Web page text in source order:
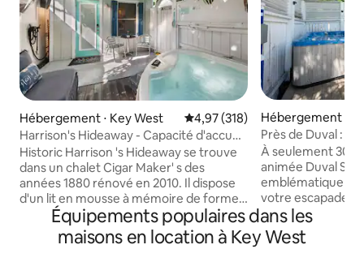
Hébergement ⋅ Key West Évaluation moyenne sur la
4,97 (318)
Harrison's Hideaway - Capacité d'accueil
jusqu'à 4 personnes, canapé convertible
K & F Sl !
Historic Harrison 's Hideaway se trouve
dans un chalet Cigar Maker' s des
années 1880 rénové en 2010. Il dispose
d'un lit en mousse à mémoire de forme
K size Pottery Barn, d'un canapé-lit
complet sur mesure, d'une cuisine
rénovée avec comptoirs en granit, d'une
Hébergement ⋅
Près de Duval :
emplacement de
À seulement 30
animée Duval
emblématique
votre escapade
deux chambres,
cuisine équipée
extérieurs privés
Équipements populaires dans les
maisons en location à Key West